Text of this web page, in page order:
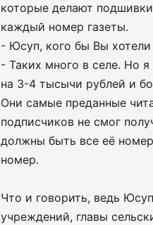
которые делают
каждый номер газеты.
- Юсуп, кого бы Вы хотели
- Таких много в селе. Но
на 3-4 тысычи рублей и
Они самые преданные
подписчиков не смог
должны быть все её
номер.
Что и говорить, ведь
учреждений, главы